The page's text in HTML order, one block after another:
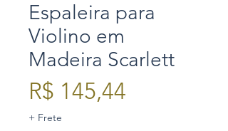
Espaleira para
Violino em
Madeira Scarlett
R$ 145,44
+ Frete